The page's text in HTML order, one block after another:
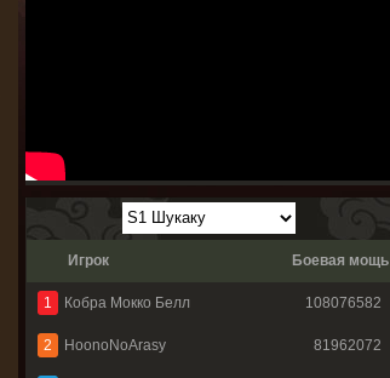
Игрок Боевая мощь
1 Кобра Мокко Белл 108076582
2 HoonoNoArasy 81962072